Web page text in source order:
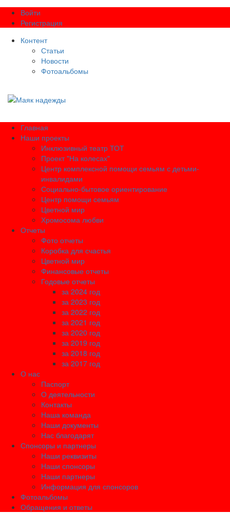
Войти
Регистрация
Контент
Статьи
Новости
Фотоальбомы
Главная
Наши проекты
Инклюзивный театр ТОТ
Проект "На колесах"
Центр комплексной помощи семьям с детьми-
инвалидами
Социально-бытовое ориентирование
Центр помощи семьям
Цветной мир
Хромосома любви
Отчеты
Фото отчеты
Коробка для счастья
Цветной мир
Финансовые отчеты
Годовые отчеты
за 2024 год
за 2023 год
за 2022 год
за 2021 год
за 2020 год
за 2019 год
за 2018 год
за 2017 год
О нас
Паспорт
О деятельности
Контакты
Наша команда
Наши документы
Нас благодарят
Спонсоры и партнеры
Наши реквизиты
Наши спонсоры
Наши партнеры
Информация для спонсоров
Фотоальбомы
Обращения и ответы